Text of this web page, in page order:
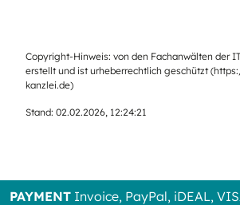
Copyright-Hinweis: von den Fachanwälten der
erstellt und ist urheberrechtlich geschützt (
kanzlei.de)
Stand: 02.02.2026, 12:24:21
PAYMENT Invoice, PayPal, iDEAL,